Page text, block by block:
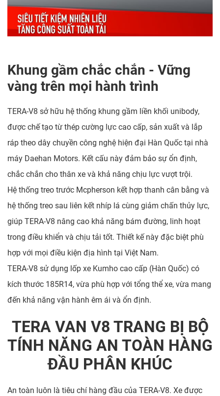
Khung gầm chắc chắn - Vững
vàng trên mọi hành trình
TERA-V8 sở hữu hệ thống khung gầm liền khối unibody,
được chế tạo từ thép cường lực cao cấp, sản xuất và lắp
ráp theo dây chuyền công nghệ hiện đại Hàn Quốc tại nhà
máy Daehan Motors. Kết cấu này đảm bảo sự ổn định,
chắc chắn cho thân xe và khả năng chịu lực vượt trội.
Hệ thống treo trước Mcpherson kết hợp thanh cân bằng và
hệ thống treo sau liên kết nhíp lá cùng giảm chấn thủy lực,
giúp TERA-V8 nâng cao khả năng bám đường, linh hoạt
trong điều khiển và chịu tải tốt. Thiết kế này đặc biệt phù
hợp với mọi điều kiện địa hình tại Việt Nam.
TERA-V8 sử dụng lốp xe Kumho cao cấp (Hàn Quốc) có
kích thước 185R14, vừa phù hợp với tổng thể xe, vừa mang
đến khả năng vận hành êm ái và ổn định.
TERA VAN V8 TRANG BỊ BỘ
TÍNH NĂNG AN TOÀN HÀNG
ĐẦU PHÂN KHÚC
An toàn luôn là tiêu chí hàng đầu của TERA-V8. Xe được